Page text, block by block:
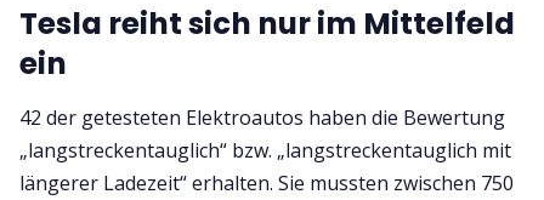
Tesla reiht sich nur im Mittelfeld
ein
42 der getesteten Elektroautos haben die Bewertung
„langstreckentauglich“ bzw. „langstreckentauglich mit
längerer Ladezeit“ erhalten. Sie mussten zwischen 750